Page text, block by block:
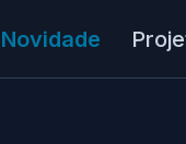
Novidade